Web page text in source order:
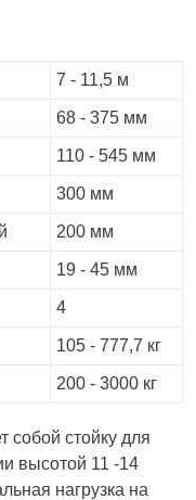
7 - 11,5 м
68 - 375 мм
110 - 545 мм
300 мм
200 мм
19 - 45 мм
4
105 - 777,7 кг
200 - 3000 кг
стойку для
высотой 11 -14
нагрузка на